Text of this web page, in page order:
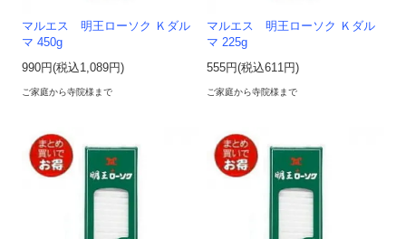
マルエス 明王ローソク Ｋダル
マ 450g
990円(税込1,089円)
ご家庭から寺院様まで
マルエス 明王ローソク Ｋダル
マ 225g
555円(税込611円)
ご家庭から寺院様まで